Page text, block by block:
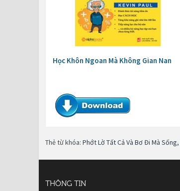
Học Khôn Ngoan Mà Không Gian Nan
Thẻ từ khóa: Phớt Lờ Tất Cả Và Bơ Đi Mà Sống,
THÔNG TIN